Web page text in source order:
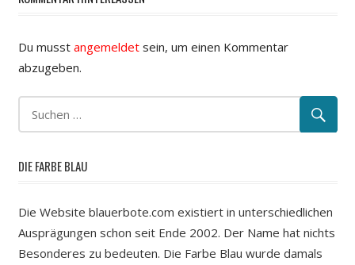
Du musst angemeldetsein, um einen Kommentar
abzugeben.
DIE FARBE BLAU
Die Website blauerbote.com existiert in unterschiedlichen
Ausprägungen schon seit Ende 2002. Der Name hat nichts
Besonderes zu bedeuten. Die Farbe Blau wurde damals